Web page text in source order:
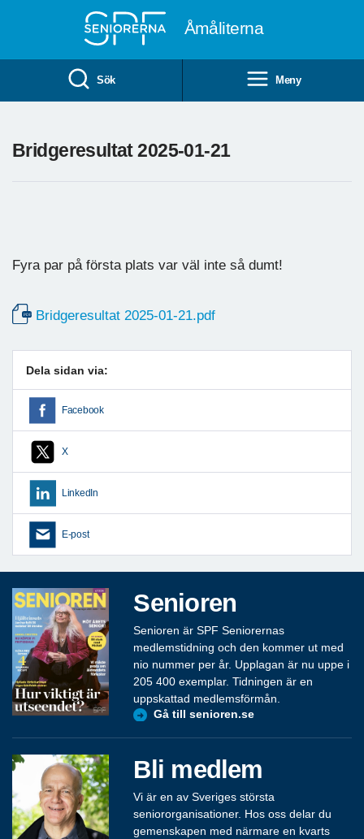
Åmåliterna
Sök Meny
Bridgeresultat 2025-01-21
Fyra par på första plats var väl inte så dumt!
Bridgeresultat 2025-01-21.pdf
Dela sidan via:
Facebook
X
LinkedIn
E-post
Senioren
Senioren är SPF Seniorernas
medlemstidning och den kommer ut med
nio nummer per år. Upplagan är nu uppe i
205 400 exemplar. Tidningen är en
uppskattad medlemsförmån.
Gå till senioren.se
Bli medlem
Vi är en av Sveriges största
seniororganisationer. Hos oss delar du
gemenskapen med närmare en kvarts